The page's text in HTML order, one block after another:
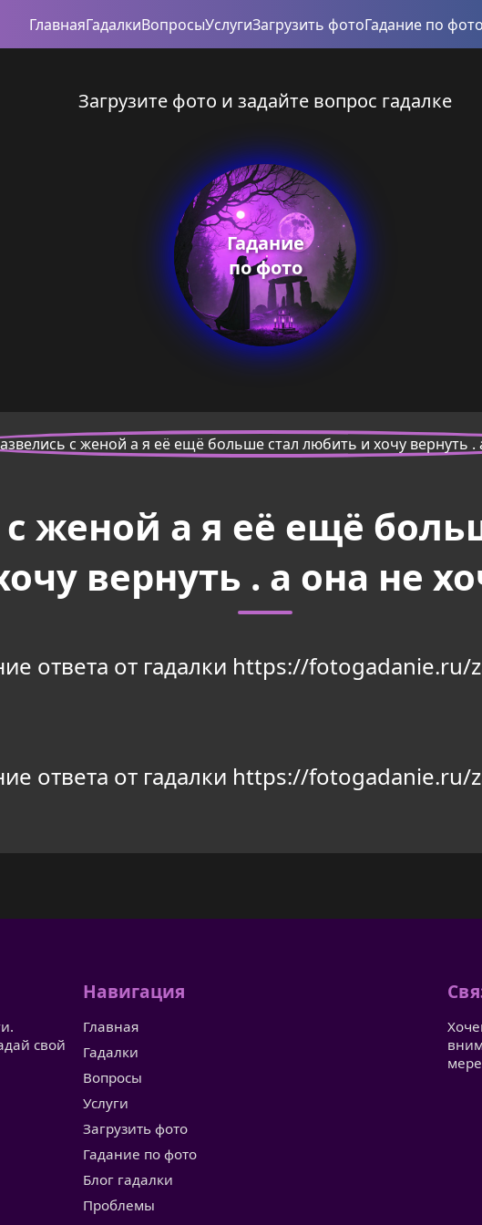
ГлавнаяГадалкиВопросыУслугиЗагрузить фотоГадание по фото
Загрузите фото и задайте вопрос гадалке
Гадание
по фото
женой а я её ещё
вернуть . а она не
ответа от гадалки https://
ответа от гадалки https://
свой
Навигация
Главная
Гадалки
Вопросы
Услуги
Загрузить фото
Гадание по фото
Блог гадалки
Проблемы